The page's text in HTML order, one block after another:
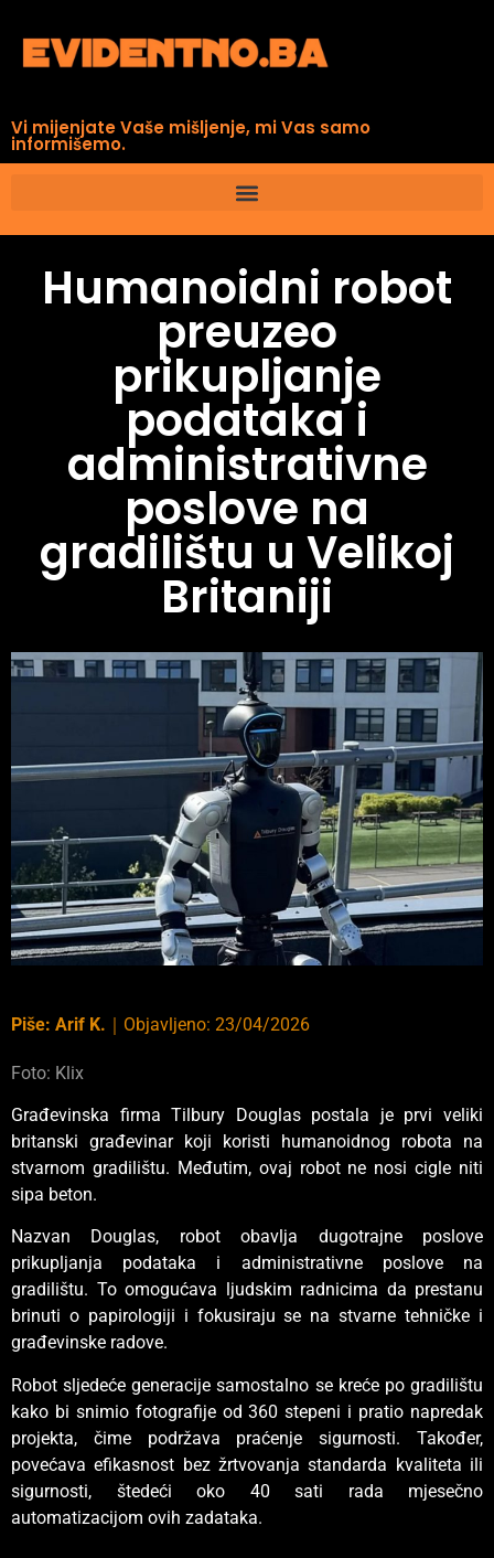
Vi mijenjate Vaše mišljenje, mi Vas samo
informišemo.
Humanoidni robot
preuzeo
prikupljanje
podataka i
administrativne
poslove na
gradilištu u Velikoj
Britaniji
Piše: Arif K. ｜ Objavljeno: 23/04/2026
Foto: Klix
Građevinska firma Tilbury Douglas postala je prvi veliki
britanski građevinar koji koristi humanoidnog robota na
stvarnom gradilištu. Međutim, ovaj robot ne nosi cigle niti
sipa beton.
Nazvan Douglas, robot obavlja dugotrajne poslove
prikupljanja podataka i administrativne poslove na
gradilištu. To omogućava ljudskim radnicima da prestanu
brinuti o papirologiji i fokusiraju se na stvarne tehničke i
građevinske radove.
Robot sljedeće generacije samostalno se kreće po gradilištu
kako bi snimio fotografije od 360 stepeni i pratio napredak
projekta, čime podržava praćenje sigurnosti. Također,
povećava efikasnost bez žrtvovanja standarda kvaliteta ili
sigurnosti, štedeći oko 40 sati rada mjesečno
automatizacijom ovih zadataka.